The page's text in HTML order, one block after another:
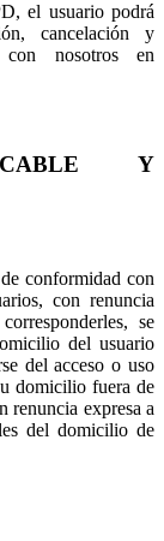
el usuario podrá
cancelación y
nosotros en
Y
conformidad con
con renuncia
se
del usuario
del acceso o uso
domicilio fuera de
renuncia expresa a
del domicilio de